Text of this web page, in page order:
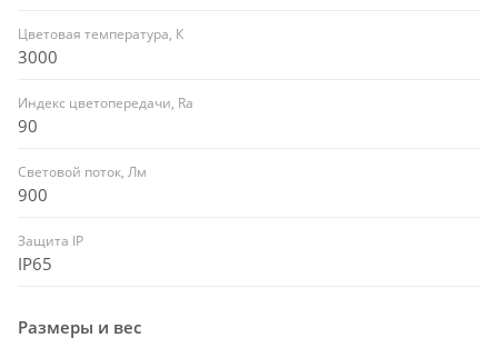
Цветовая температура, К
3000
Индекс цветопередачи, Ra
90
Световой поток, Лм
900
Защита IP
IP65
Размеры и вес